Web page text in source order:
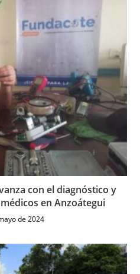
con el diagnóstico y
en Anzoátegui
de 2024